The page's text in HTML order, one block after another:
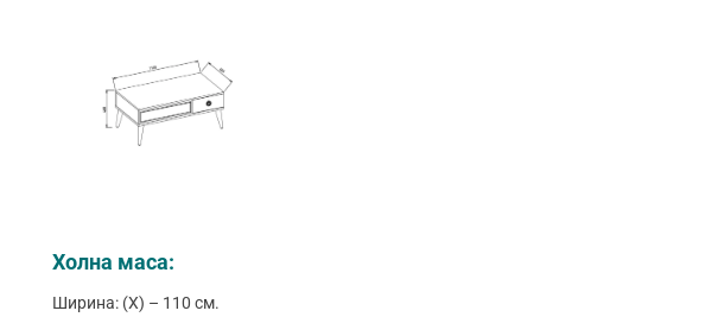
Холна маса:
Ширина: (X) – 110 см.